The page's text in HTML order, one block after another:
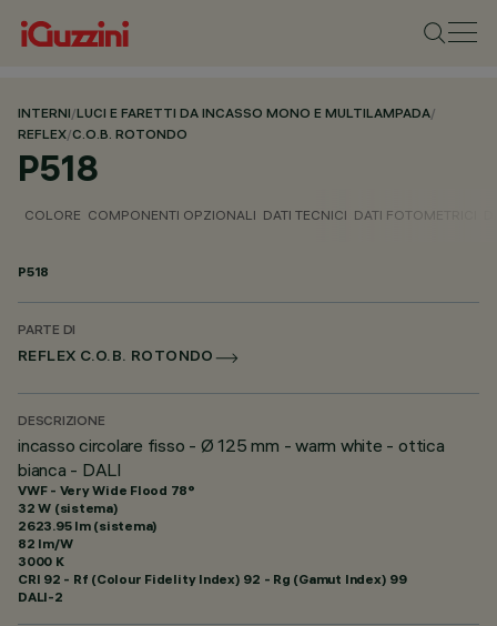
INTERNI/LUCI E FARETTI DA INCASSO MONO E MULTILAMPADA/
REFLEX/C.O.B. ROTONDO
P518
COLORE COMPONENTI OPZIONALI DATI TECNICI DATI FOTOMETRICI
P518
PARTE DI
REFLEX C.O.B. ROTONDO
DESCRIZIONE
incasso circolare fisso - Ø 125 mm - warm white - ottica
bianca - DALI
VWF - Very Wide Flood 78°
32 W (sistema)
2623.95 lm (sistema)
82 lm/W
3000 K
CRI 92 - Rf (Colour Fidelity Index) 92 - Rg (Gamut Index) 99
DALI-2